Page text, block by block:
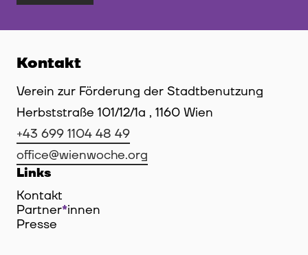
Kontakt
Verein zur Förderung der Stadtbenutzung
Herbststraße 101/12/1a , 1160 Wien
+43 699 1104 48 49
office@wienwoche.org
Links
Kontakt
Partner*innen
Presse